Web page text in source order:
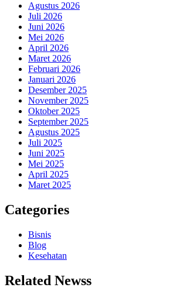
Agustus 2026
Juli 2026
Juni 2026
Mei 2026
April 2026
Maret 2026
Februari 2026
Januari 2026
Desember 2025
November 2025
Oktober 2025
September 2025
Agustus 2025
Juli 2025
Juni 2025
Mei 2025
April 2025
Maret 2025
Categories
Bisnis
Blog
Kesehatan
Related Newss